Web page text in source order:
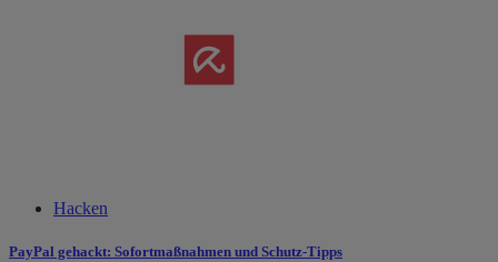
Hacken
PayPal gehackt: Sofortmaßnahmen und Schutz-Tipps